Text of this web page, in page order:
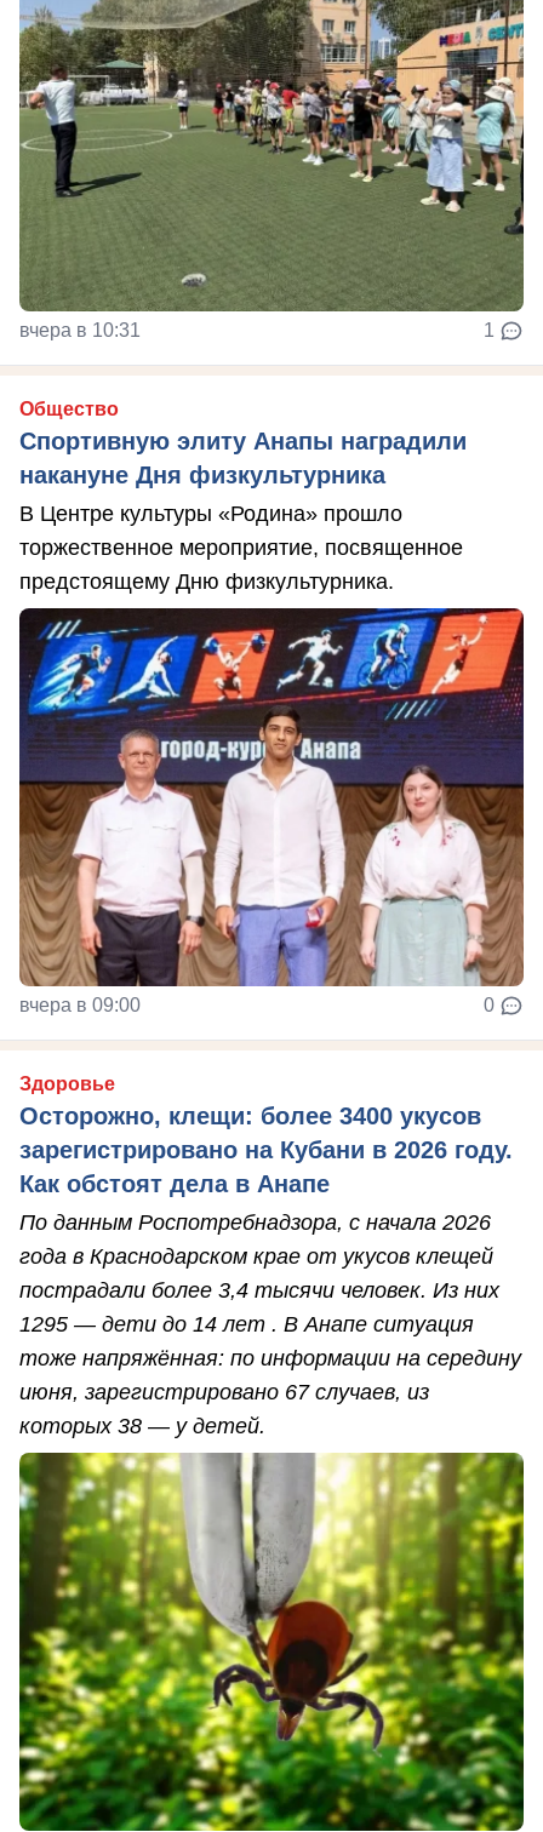
вчера в 10:31 1
Общество
Спортивную элиту Анапы наградили
накануне Дня физкультурника
В Центре культуры «Родина» прошло
торжественное мероприятие, посвященное
предстоящему Дню физкультурника.
вчера в 09:00 0
Здоровье
Осторожно, клещи: более 3400 укусов
зарегистрировано на Кубани в 2026 году.
Как обстоят дела в Анапе
По данным Роспотребнадзора, с начала 2026
года в Краснодарском крае от укусов клещей
пострадали более 3,4 тысячи человек. Из них
1295 — дети до 14 лет . В Анапе ситуация
тоже напряжённая: по информации на середину
июня, зарегистрировано 67 случаев, из
которых 38 — у детей.